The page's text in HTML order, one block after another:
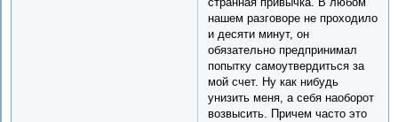
нашем разговоре не проходило
и десяти минут, он
обязательно предпринимал
попытку самоутвердиться за
мой счет. Ну как нибудь
унизить меня, а себя наоборот
возвысить. Причем часто это